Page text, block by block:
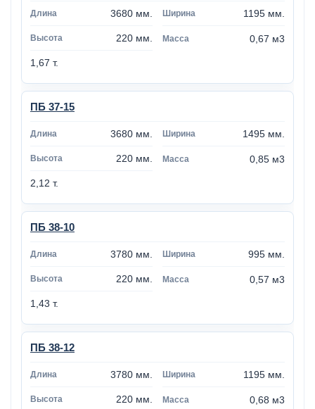
3680 мм. 1195 мм.
220 мм. 0,67 м3
1,67 т.
ПБ 37-15
3680 мм. 1495 мм.
220 мм. 0,85 м3
2,12 т.
ПБ 38-10
3780 мм. 995 мм.
220 мм. 0,57 м3
1,43 т.
ПБ 38-12
3780 мм. 1195 мм.
220 мм. 0,68 м3